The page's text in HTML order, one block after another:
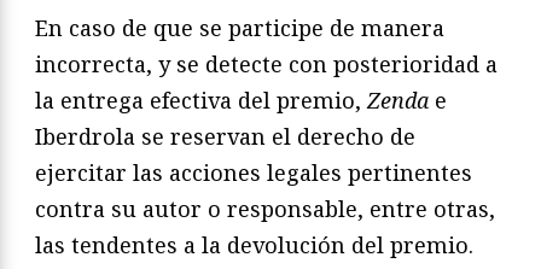
En caso de que se participe de manera
incorrecta, y se detecte con posterioridad a
la entrega efectiva del premio, Zenda e
Iberdrola se reservan el derecho de
ejercitar las acciones legales pertinentes
contra su autor o responsable, entre otras,
las tendentes a la devolución del premio.